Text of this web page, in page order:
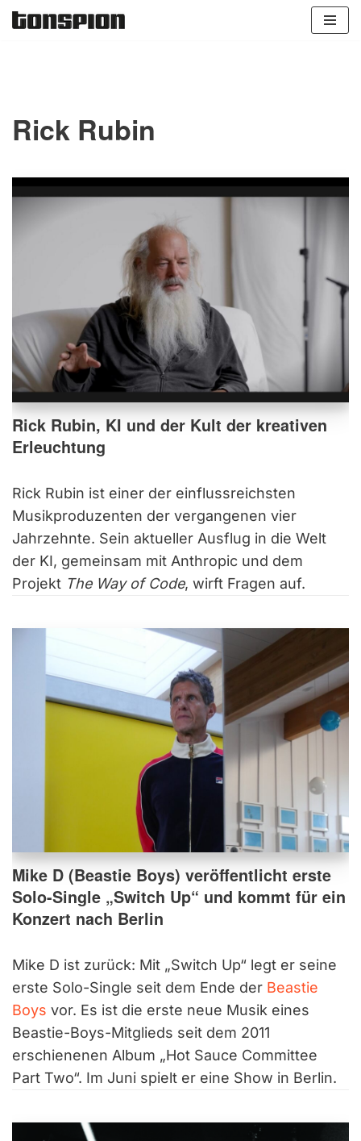
Rick Rubin
Rick Rubin, KI und der Kult der kreativen
Erleuchtung
Rick Rubin ist einer der einflussreichsten
Musikproduzenten der vergangenen vier
Jahrzehnte. Sein aktueller Ausflug in die Welt
der KI, gemeinsam mit Anthropic und dem
Projekt The Way of Code, wirft Fragen auf.
Mike D (Beastie Boys) veröffentlicht erste
Solo-Single „Switch Up“ und kommt für ein
Konzert nach Berlin
Mike D ist zurück: Mit „Switch Up“ legt er seine
erste Solo-Single seit dem Ende der Beastie
Boys vor. Es ist die erste neue Musik eines
Beastie-Boys-Mitglieds seit dem 2011
erschienenen Album „Hot Sauce Committee
Part Two“. Im Juni spielt er eine Show in Berlin.